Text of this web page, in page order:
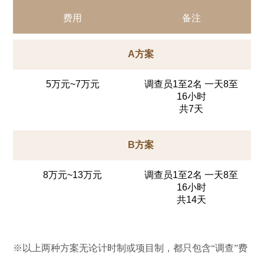
费用 备注
A方案
5万元~7万元
调查员1至2名 一天8至
16小时
共7天
B方案
8万元~13万元
调查员1至2名 一天8至
16小时
共14天
※以上两种方案无论计时制或项目制，都只包含“调查”费